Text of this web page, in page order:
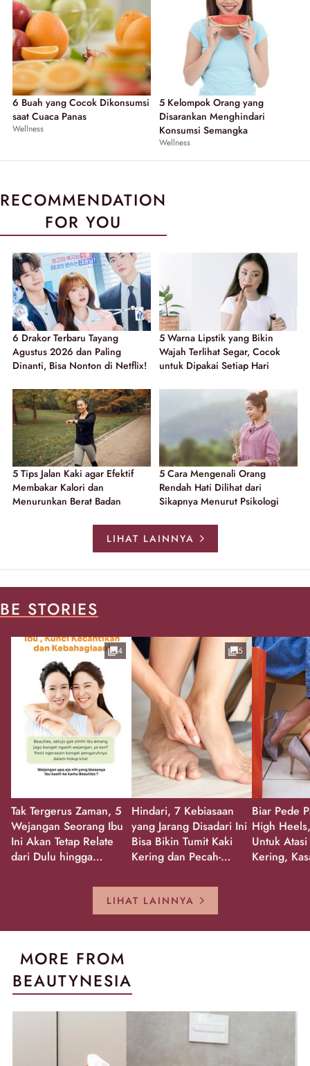
6 Buah yang Cocok Dikonsumsi
saat Cuaca Panas
Wellness
5 Kelompok Orang yang
Disarankan Menghindari
Konsumsi Semangka
Wellness
RECOMMENDATION
FOR YOU
6 Drakor Terbaru Tayang
Agustus 2026 dan Paling
Dinanti, Bisa Nonton di Netflix!
5 Warna Lipstik yang Bikin
Wajah Terlihat Segar, Cocok
untuk Dipakai Setiap Hari
5 Tips Jalan Kaki agar Efektif
Membakar Kalori dan
Menurunkan Berat Badan
5 Cara Mengenali Orang
Rendah Hati Dilihat dari
Sikapnya Menurut Psikologi
LIHAT LAINNYA
BE STORIES
Tak Tergerus Zaman, 5
Wejangan Seorang Ibu
Ini Akan Tetap Relate
dari Dulu hingga
4
Hindari, 7 Kebiasaan
yang Jarang Disadari Ini
Bisa Bikin Tumit Kaki
Kering dan Pecah-
5
Biar Pede
High
Untuk
Kering,
LIHAT LAINNYA
MORE FROM
BEAUTYNESIA